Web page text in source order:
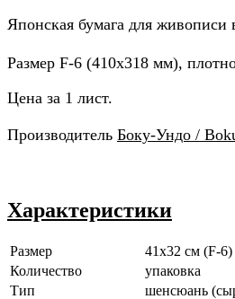
Японская бумага для живописи
Размер F-6 (410x318 мм),
Цена за 1 лист.
Производитель Боку-Ундо /
Характеристики
Размер
41x32 см (F-6)
Количество
упаковка
Тип
шенсюань